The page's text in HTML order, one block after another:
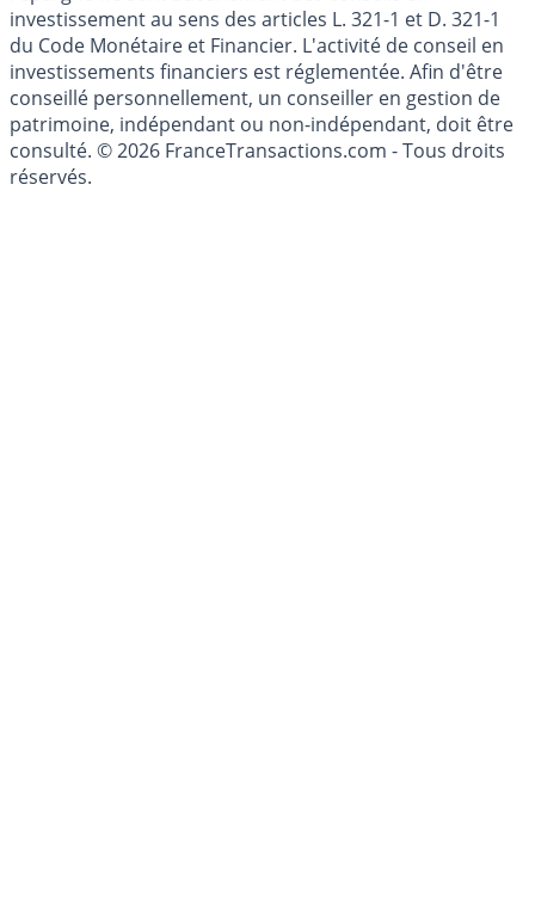
Les articles et commentaires publiés sur le guide de
l'épargne ne sont aucunement des conseils en
investissement au sens des articles L. 321-1 et D. 321-1
du Code Monétaire et Financier. L'activité de conseil en
investissements financiers est réglementée. Afin d'être
conseillé personnellement, un conseiller en gestion de
patrimoine, indépendant ou non-indépendant, doit être